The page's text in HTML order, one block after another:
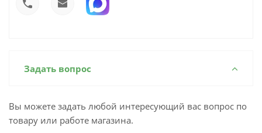
Задать вопрос
Вы можете задать любой интересующий вас вопрос по
товару или работе магазина.